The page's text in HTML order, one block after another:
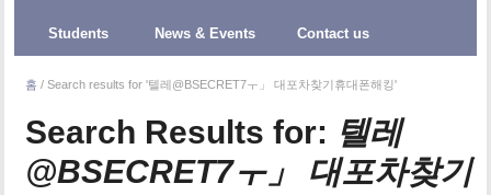
Students News & Events Contact us
홈 /Search results for '텔레@BSECRET7ㅜ」 대포차찾기휴대폰해킹'
Search Results for: 텔레
@BSECRET7ㅜ」 대포차찾기